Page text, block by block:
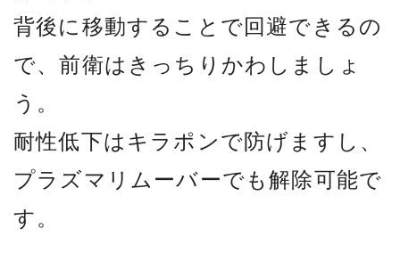
背後に移動することで回避できるの
で、前衛はきっちりかわしましょ
う。
耐性低下はキラポンで防げますし、
プラズマリムーバーでも解除可能で
す。